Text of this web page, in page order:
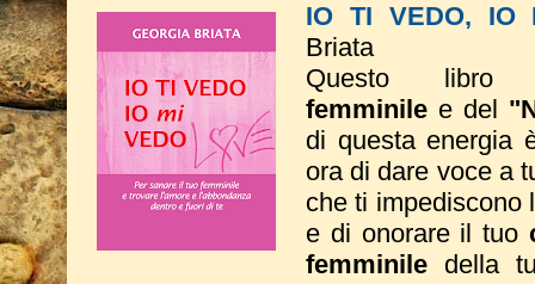
IO TI VEDO, IO
Briata
Questo libro
femminile e del
di questa energia
ora di dare voce a
che ti impediscono
e di onorare il tuo
femminile della